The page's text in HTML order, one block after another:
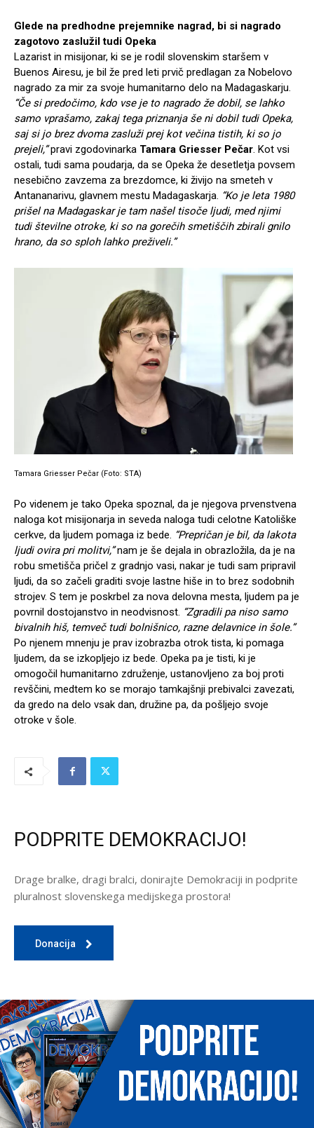
Glede na predhodne prejemnike nagrad, bi si nagrado
zagotovo zaslužil tudi Opeka
Lazarist in misijonar, ki se je rodil slovenskim staršem v
Buenos Airesu, je bil že pred leti prvič predlagan za Nobelovo
nagrado za mir za svoje humanitarno delo na Madagaskarju.
“Če si predočimo, kdo vse je to nagrado že dobil, se lahko
samo vprašamo, zakaj tega priznanja še ni dobil tudi Opeka,
saj si jo brez dvoma zasluži prej kot večina tistih, ki so jo
prejeli,”pravi zgodovinarka Tamara Griesser Pečar. Kot vsi
ostali, tudi sama poudarja, da se Opeka že desetletja povsem
nesebično zavzema za brezdomce, ki živijo na smeteh v
Antananarivu, glavnem mestu Madagaskarja. “Ko je leta 1980
prišel na Madagaskar je tam našel tisoče ljudi, med njimi
tudi številne otroke, ki so na gorečih smetiščih zbirali gnilo
hrano, da so sploh lahko preživeli.”
Tamara Griesser Pečar (Foto: STA)
Po videnem je tako Opeka spoznal, da je njegova prvenstvena
naloga kot misijonarja in seveda naloga tudi celotne Katoliške
cerkve, da ljudem pomaga iz bede. “Prepričan je bil, da lakota
ljudi ovira pri molitvi,”nam je še dejala in obrazložila, da je na
robu smetišča pričel z gradnjo vasi, nakar je tudi sam pripravil
ljudi, da so začeli graditi svoje lastne hiše in to brez sodobnih
strojev. S tem je poskrbel za nova delovna mesta, ljudem pa je
povrnil dostojanstvo in neodvisnost. “Zgradili pa niso samo
bivalnih hiš, temveč tudi bolnišnico, razne delavnice in šole.”
Po njenem mnenju je prav izobrazba otrok tista, ki pomaga
ljudem, da se izkopljejo iz bede. Opeka pa je tisti, ki je
omogočil humanitarno združenje, ustanovljeno za boj proti
revščini, medtem ko se morajo tamkajšnji prebivalci zavezati,
da gredo na delo vsak dan, družine pa, da pošljejo svoje
otroke v šole.
PODPRITE DEMOKRACIJO!
Drage bralke, dragi bralci, donirajte Demokraciji in podprite
pluralnost slovenskega medijskega prostora!
Donacija